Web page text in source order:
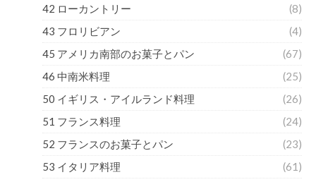
42 ローカントリー
(8)
43 フロリビアン
(4)
45 アメリカ南部のお菓子とパン
(67)
46 中南米料理
(25)
50 イギリス・アイルランド料理
(26)
51 フランス料理
(24)
52 フランスのお菓子とパン
(23)
53 イタリア料理
(61)